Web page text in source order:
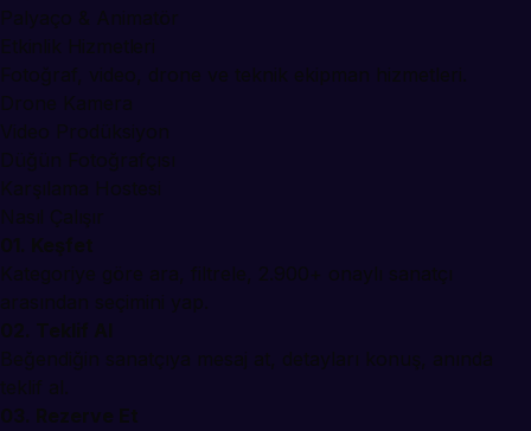
Palyaço & Animatör
Etkinlik Hizmetleri
Fotoğraf, video, drone ve teknik ekipman hizmetleri.
Drone Kamera
Video Prodüksiyon
Düğün Fotoğrafçısı
Karşılama Hostesi
Nasıl Çalışır
01. Keşfet
Kategoriye göre ara, filtrele, 2.900+ onaylı sanatçı
arasından seçimini yap.
02. Teklif Al
Beğendiğin sanatçıya mesaj at, detayları konuş, anında
teklif al.
03. Rezerve Et